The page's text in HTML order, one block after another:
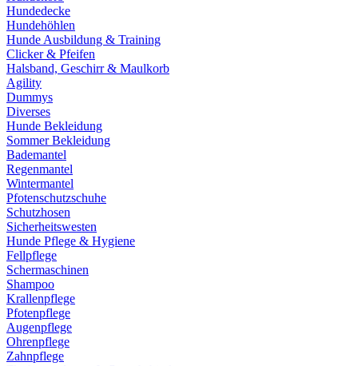
Hundedecke
Hundehöhlen
Hunde Ausbildung & Training
Clicker & Pfeifen
Halsband, Geschirr & Maulkorb
Agility
Dummys
Diverses
Hunde Bekleidung
Sommer Bekleidung
Bademantel
Regenmantel
Wintermantel
Pfotenschutzschuhe
Schutzhosen
Sicherheitswesten
Hunde Pflege & Hygiene
Fellpflege
Schermaschinen
Shampoo
Krallenpflege
Pfotenpflege
Augenpflege
Ohrenpflege
Zahnpflege